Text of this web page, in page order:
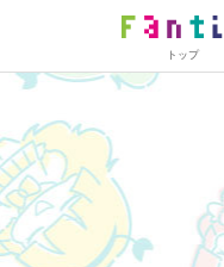
トップ